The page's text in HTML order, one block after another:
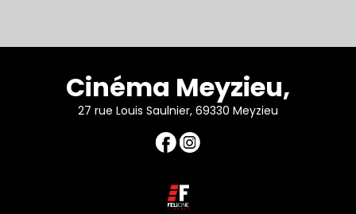
Cinéma Meyzieu,
27 rue Louis Saulnier, 69330 Meyzieu